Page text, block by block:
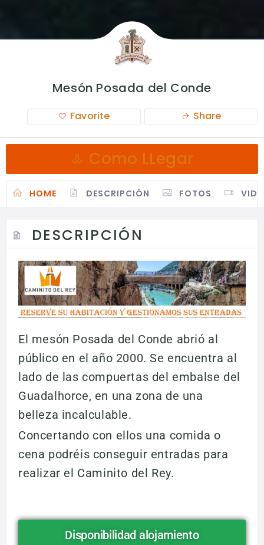
Mesón Posada del Conde
Favorite Share
Como LLegar
HOME DESCRIPCIÓN FOTOS
DESCRIPCIÓN
El mesón Posada del Conde abrió al
público en el año 2000. Se encuentra al
lado de las compuertas del embalse del
Guadalhorce, en una zona de una
belleza incalculable.
Concertando con ellos una comida o
cena podréis conseguir entradas para
realizar el Caminito del Rey.
Disponibilidad alojamiento